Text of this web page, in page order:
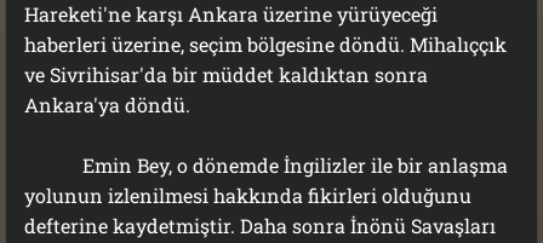
Hareketi'ne karşı Ankara üzerine yürüyeceği
haberleri üzerine, seçim bölgesine döndü. Mihalıççık
ve Sivrihisar'da bir müddet kaldıktan sonra
Ankara'ya döndü.
Emin Bey, o dönemde İngilizler ile bir anlaşma
yolunun izlenilmesi hakkında fikirleri olduğunu
defterine kaydetmiştir. Daha sonra İnönü Savaşları